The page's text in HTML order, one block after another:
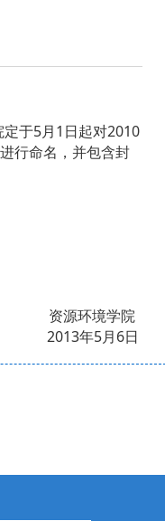
于5月1日起对2010
行命名，并包含封
资源环境学院
2013年5月6日